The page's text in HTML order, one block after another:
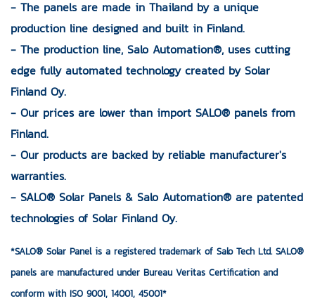
- The panels are made in Thailand by a unique
production line designed and built in Finland.
- The production line, Salo Automation®, uses cutting
edge fully automated technology created by Solar
Finland Oy.
- Our prices are lower than import SALO® panels from
Finland.
- Our products are backed by reliable manufacturer's
warranties.
- SALO® Solar Panels & Salo Automation® are patented
technologies of Solar Finland Oy.
*SALO® Solar Panel is a registered trademark of Salo Tech Ltd. SALO®
panels are manufactured under Bureau Veritas Certification and
conform with ISO 9001, 14001, 45001*